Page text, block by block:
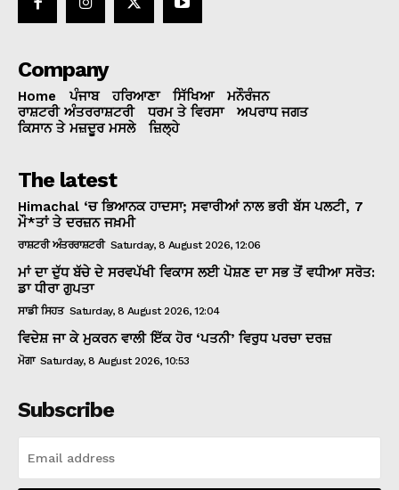
Company
Home ਪੰਜਾਬ ਹਰਿਆਣਾ ਸਿੱਖਿਆ
ਮਨੌਰੰਜਨ
ਰਾਸ਼ਟਰੀ ਅੰਤਰਰਾਸ਼ਟਰੀ
ਧਰਮ ਤੇ ਵਿਰਸਾ
ਅਪਰਾਧ ਜਗਤ
ਕਿਸਾਨ ਤੇ ਮਜ਼ਦੂਰ ਮਸਲੇ
ਜ਼ਿਲ੍ਹੇ
The latest
Himachal ‘ਚ ਭਿਆਨਕ ਹਾਦਸਾ; ਸਵਾਰੀਆਂ ਨਾਲ ਭਰੀ ਬੱਸ ਪਲਟੀ, 7
ਮੌ*ਤਾਂ ਤੇ ਦਰਜ਼ਨ ਜਖ਼ਮੀ
ਰਾਸ਼ਟਰੀ ਅੰਤਰਰਾਸ਼ਟਰੀ Saturday, 8 August 2026, 12:06
ਮਾਂ ਦਾ ਦੁੱਧ ਬੱਚੇ ਦੇ ਸਰਵਪੱਖੀ ਵਿਕਾਸ ਲਈ ਪੋਸ਼ਣ ਦਾ ਸਭ ਤੋਂ ਵਧੀਆ ਸਰੋਤ:
ਡਾ ਧੀਰਾ ਗੁਪਤਾ
ਸਾਡੀ ਸਿਹਤ Saturday, 8 August 2026, 12:04
ਵਿਦੇਸ਼ ਜਾ ਕੇ ਮੁਕਰਨ ਵਾਲੀ ਇੱਕ ਹੋਰ ‘ਪਤਨੀ’ ਵਿਰੁਧ ਪਰਚਾ ਦਰਜ਼
ਮੋਗਾ Saturday, 8 August 2026, 10:53
Subscribe